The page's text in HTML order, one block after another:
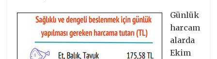
Günlük
harcam
alarda
Ekim